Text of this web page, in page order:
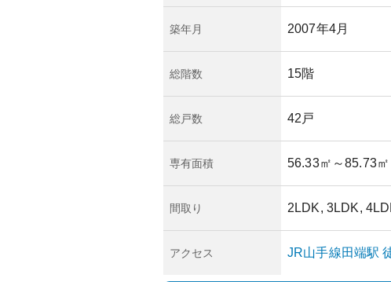
築年月 2007年4月
総階数 15階
総戸数 42戸
専有面積 56.33㎡ ～85.73㎡
間取り 2LDK, 3LDK,
アクセス JR山手線田端駅